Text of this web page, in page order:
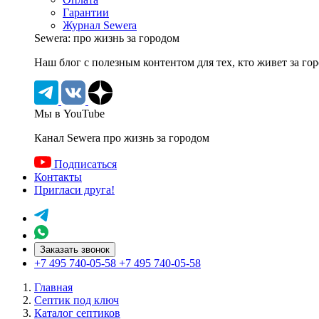
Гарантии
Журнал Sewera
Sewera: про жизнь за городом
Наш блог c полезным контентом для тех, кто живет за
Мы в YouTube
Канал Sewera про жизнь за городом
Подписаться
Контакты
Пригласи друга!
Заказать звонок
+7 495 740-05-58 +7 495 740-05-58
Главная
Септик под ключ
Каталог септиков